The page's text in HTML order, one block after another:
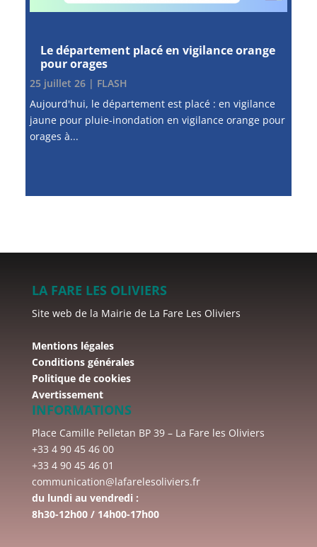
Le département placé en vigilance orange
pour orages
25 juillet 26| FLASH
Aujourd'hui, le département est placé : en vigilance
jaune pour pluie-inondation en vigilance orange pour
orages à...
LA FARE LES OLIVIERS
Site web de la Mairie de La Fare Les Oliviers
Mentions légales
Conditions générales
Politique de cookies
Avertissement
INFORMATIONS
Place Camille Pelletan BP 39 – La Fare les Oliviers
+33 4 90 45 46 00
+33 4 90 45 46 01
communication@lafarelesoliviers.fr
du lundi au vendredi :
8h30-12h00 / 14h00-17h00